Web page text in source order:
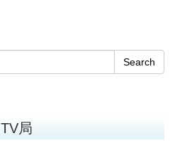
Search
TV局